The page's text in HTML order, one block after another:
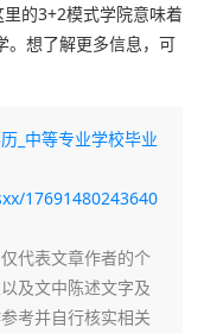
的3+2模式学院意味着
。想了解更多信息，可
_中等专业学校毕业
17691480243640
代表文章作者的个
及文中陈述文字及
考并自行核实相关